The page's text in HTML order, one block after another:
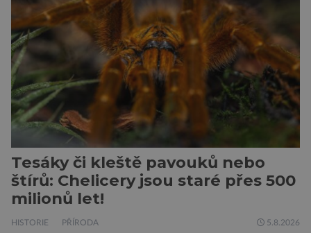
PepsiCo, který se v květnu roku 1989 stává
admirálem flotily, jež čítá sedmnáct […]
Tesáky či kleště pavouků nebo
štírů: Chelicery jsou staré přes 500
milionů let!
HISTORIE PŘÍRODA 5.8.2026